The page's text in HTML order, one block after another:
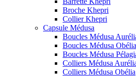
Broche Khepri
Collier Khepri
Capsule Médusa
Boucles Médusa
Boucles Médusa Obélia
Boucles Médusa
Colliers Médusa
Colliers Médusa Obélia